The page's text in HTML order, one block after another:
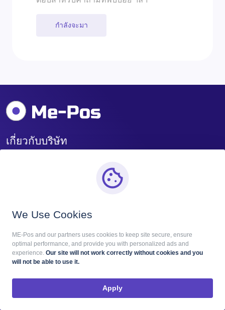
กำลังจะมา
เกี่ยวกับบริษัท
อย่างต่อเนื่อง ดังนั้นเราจึงสนับสนุนแนวคิดของลูกค้าและ
ทำให้แนวคิดเหล่านั้นเป็นจริงอยู่เสมอ
นโยบายความเป็นส่วนตัว
We Use Cookies
ME-Pos and our partners uses cookies to keep site secure, ensure
optimal performance, and provide you with personalized ads and
experience. Our site will not work correctly without cookies and you
will not be able to use it.
Apply